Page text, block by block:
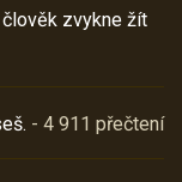
zvykne žít
- 4 911 přečtení